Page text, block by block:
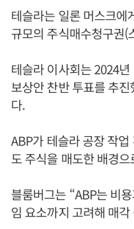
테슬라는 일론 머스크에
규모의 주식매수청구권
테슬라 이사회는 2024
보상안 찬반 투표를 추
다.
ABP가 테슬라 공장 작
도 주식을 매도한 배경
블룸버그는 “ABP는 비
임 요소까지 고려해 매